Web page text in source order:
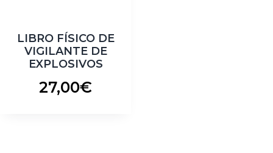
LIBRO FÍSICO DE
VIGILANTE DE
EXPLOSIVOS
27,00€